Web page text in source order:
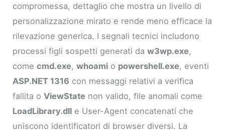
compromessa, dettaglio che mostra un livello di
personalizzazione mirato e rende meno efficace la
rilevazione generica. I segnali tecnici includono
processi figli sospetti generati daw3wp.exe,
comecmd.exe,whoami o powershell.exe, eventi
ASP.NET 1316 con messaggi relativi a verifica
fallita oViewState non valido, file anomali come
LoadLibrary.dll e User-Agent concatenati che
uniscono identificatori di browser diversi. La